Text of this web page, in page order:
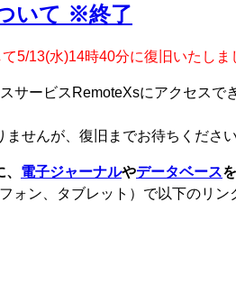
いて ※終了
5/13(水)14時40分に復旧いたし
サービスRemoteXsにアクセスで
せんが、復旧までお待ちください
電子ジャーナルやデータベース
ォン、タブレット）で以下のリン